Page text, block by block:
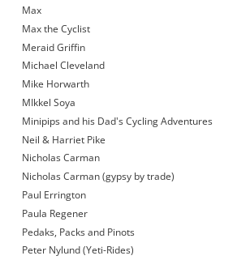
Max
Max the Cyclist
Meraid Griffin
Michael Cleveland
Mike Horwarth
MIkkel Soya
Minipips and his Dad's Cycling Adventures
Neil & Harriet Pike
Nicholas Carman
Nicholas Carman (gypsy by trade)
Paul Errington
Paula Regener
Pedaks, Packs and Pinots
Peter Nylund (Yeti-Rides)